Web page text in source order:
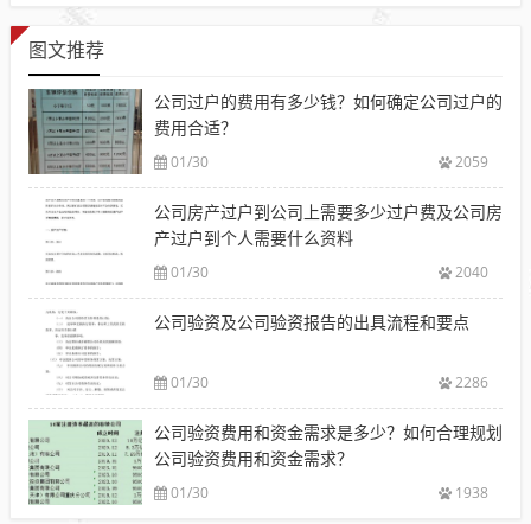
图文推荐
公司过户的费用有多少钱？如何确定公司过户的
费用合适？
01/30 2059
公司房产过户到公司上需要多少过户费及公司房
产过户到个人需要什么资料
01/30 2040
公司验资及公司验资报告的出具流程和要点
01/30 2286
公司验资费用和资金需求是多少？如何合理规划
公司验资费用和资金需求？
01/30 1938